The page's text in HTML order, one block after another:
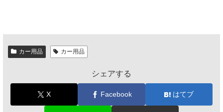
カー用品 カー用品
シェアする
X Facebook はてブ